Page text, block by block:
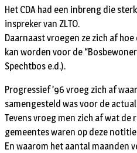
Het CDA had een inbreng die
inspreker van ZLTO.
Daarnaast vroegen ze zich af
kan worden voor de
Spechtbos e.d.).
Progressief ’96 vroeg zich af
samengesteld was voor de
Tevens vroeg men zich af wat
gemeentes waren op deze
En waarom het aantal maanden